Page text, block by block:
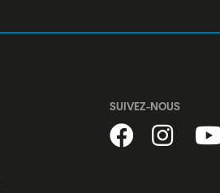
Shimano moyeu dynamo, DH-
centerlock, disques, blocage
SUIVEZ-NOUS